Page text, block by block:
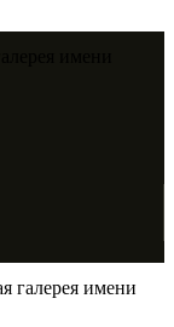
галерея имени